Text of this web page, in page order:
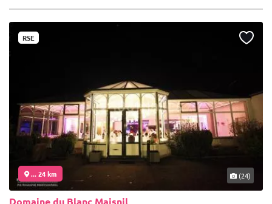
RSE
... 24 km (24)
Domaine du Blanc Maisnil